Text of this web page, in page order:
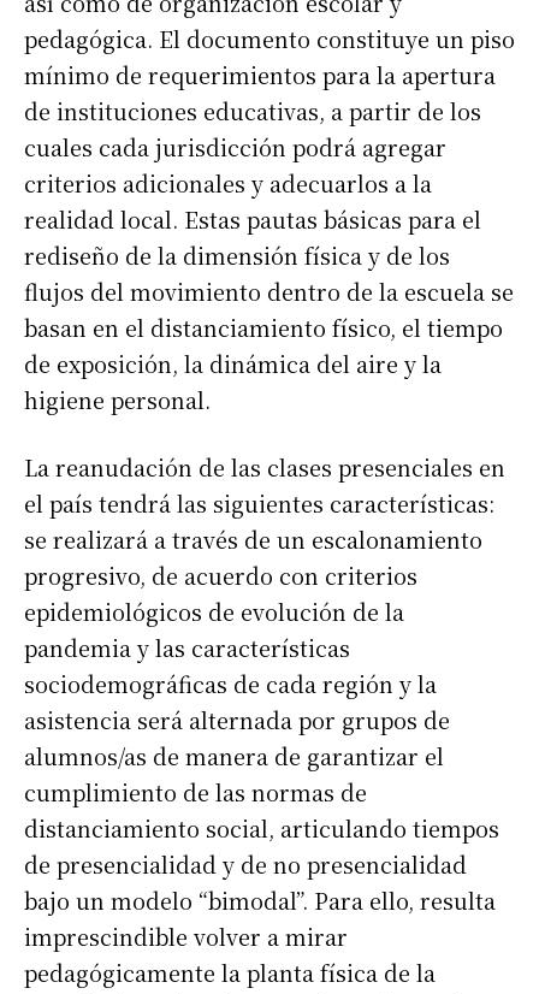
pedagógica. El documento constituye un piso
mínimo de requerimientos para la apertura
de instituciones educativas, a partir de los
cuales cada jurisdicción podrá agregar
criterios adicionales y adecuarlos a la
realidad local. Estas pautas básicas para el
rediseño de la dimensión física y de los
flujos del movimiento dentro de la escuela se
basan en el distanciamiento físico, el tiempo
de exposición, la dinámica del aire y la
higiene personal.
La reanudación de las clases presenciales en
el país tendrá las siguientes características:
se realizará a través de un escalonamiento
progresivo, de acuerdo con criterios
epidemiológicos de evolución de la
pandemia y las características
sociodemográficas de cada región y la
asistencia será alternada por grupos de
alumnos/as de manera de garantizar el
cumplimiento de las normas de
distanciamiento social, articulando tiempos
de presencialidad y de no presencialidad
bajo un modelo “bimodal”. Para ello, resulta
imprescindible volver a mirar
pedagógicamente la planta física de la